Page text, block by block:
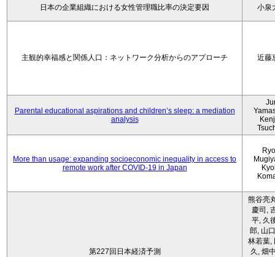
日本の企業組織における女性管理職比率の決定要因 小泉
主観的幸福感と関係人口：ネットワーク分析からのアプローチ 近藤
Parental educational aspirations and children’s sleep: a mediation
analysis
More than usage: expanding socioeconomic inequality in access to
remote work after COVID-19 in Japan
第227回日本経済予測
熊谷亮
慶司,
平, 久
郎, 山
林若葉,
久, 畑